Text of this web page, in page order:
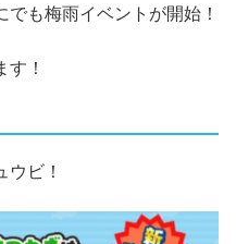
も梅雨イベントが開始！
！
ビ！